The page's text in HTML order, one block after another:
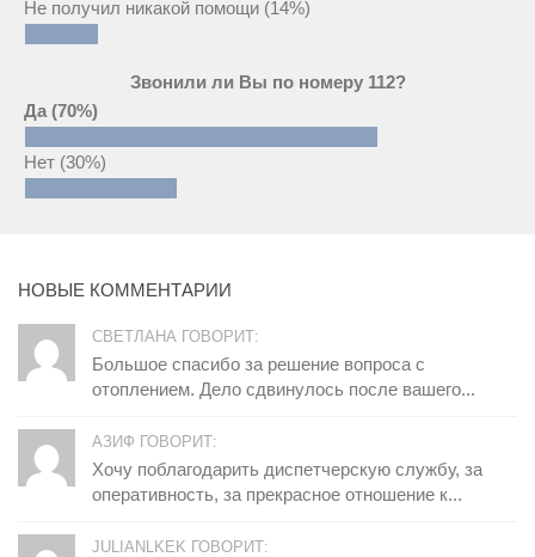
Не получил никакой помощи (14%)
Звонили ли Вы по номеру 112?
Да (70%)
Нет (30%)
НОВЫЕ КОММЕНТАРИИ
СВЕТЛАНА ГОВОРИТ:
Большое спасибо за решение вопроса с
отоплением. Дело сдвинулось после вашего...
АЗИФ ГОВОРИТ:
Хочу поблагодарить диспетчерскую службу, за
оперативность, за прекрасное отношение к...
JULIANLKEK ГОВОРИТ: